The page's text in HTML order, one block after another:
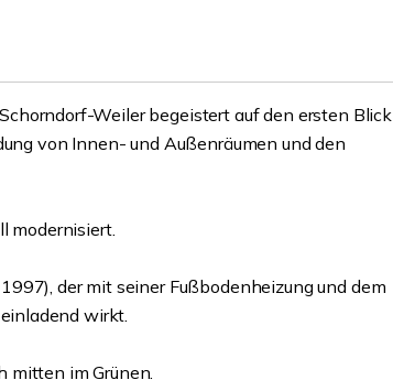
Weiler begeistert auf den ersten Blick
von Innen- und Außenräumen und den
modernisiert.
der mit seiner Fußbodenheizung und dem
wirkt.
mitten im Grünen.